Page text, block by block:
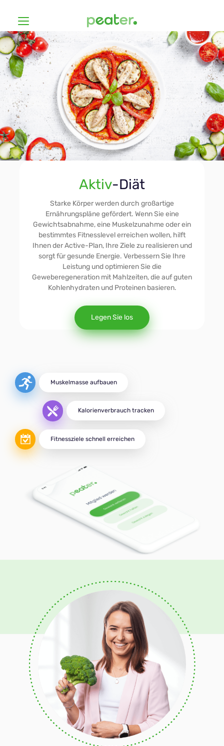
Diäten
Günstig
Vegan
Hashimoto
Bequem
Diabetiker
DASH
Muskelaufbau
Mediterran
Abwehrstärkend
Wie es funktioniert?
Preisliste
Anmelden
Registrieren
Aktiv-Diät
Starke Körper werden durch großartige
Ernährungspläne gefördert. Wenn Sie eine
Gewichtsabnahme, eine Muskelzunahme oder ein
bestimmtes Fitnesslevel erreichen wollen, hilft
Ihnen der Active-Plan, Ihre Ziele zu realisieren und
sorgt für gesunde Energie. Verbessern Sie Ihre
Leistung und optimieren Sie die
Geweberegeneration mit Mahlzeiten, die auf guten
Kohlenhydraten und Proteinen basieren.
Legen Sie los
Muskelmasse aufbauen
Kalorienverbrauch tracken
Fitnessziele schnell erreichen